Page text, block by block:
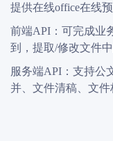
提供在线office在线
前端API：可完成业
到，提取/修改文件
服务端API：支持公
并、文件清稿、文